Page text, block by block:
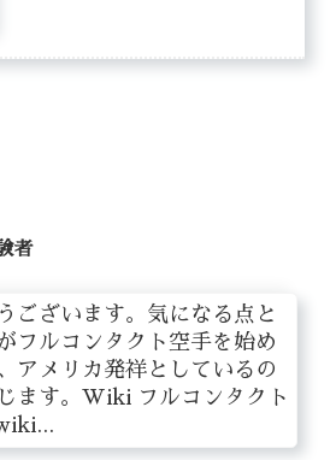
者
ございます。気になる点と
フルコンタクト空手を始め
アメリカ発祥としているの
ます。Wiki フルコンタクト